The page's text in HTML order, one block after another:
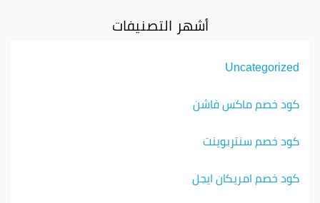
أشهر التصنيفات
Uncategorized
كود خصم ماكس فاشن
كود خصم سنتربوينت
كود خصم امريكان ايجل